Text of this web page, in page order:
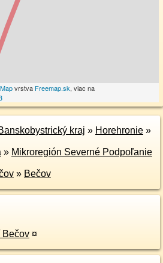
vrstva Freemap.sk, viac na
kraj » Horehronie »
» Mikroregión Severné Podpoľanie
» Bečov
Bečov ¤